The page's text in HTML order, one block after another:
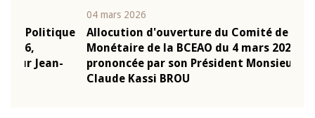
Allocution d'ouverture du Comité de Politique
Monétaire de la BCEAO du 4 mars 2026,
prononcée par son Président Monsieur Jean-
Claude Kassi BROU